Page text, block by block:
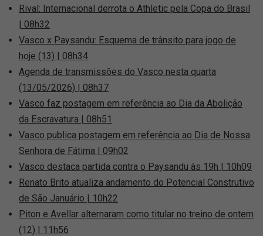
Rival: Internacional derrota o Athletic pela Copa do Brasil
| 08h32
Vasco x Paysandu: Esquema de trânsito para jogo de
hoje (13) | 08h34
Agenda de transmissões do Vasco nesta quarta
(13/05/2026) | 08h37
Vasco faz postagem em referência ao Dia da Abolição
da Escravatura | 08h51
Vasco publica postagem em referência ao Dia de Nossa
Senhora de Fátima | 09h02
Vasco destaca partida contra o Paysandu às 19h | 10h09
Renato Brito atualiza andamento do Potencial Construtivo
de São Januário | 10h22
Piton e Avellar alternaram como titular no treino de ontem
(12) | 11h56